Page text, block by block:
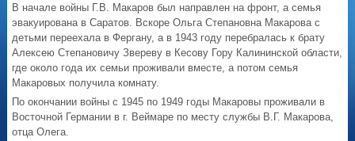
В начале войны Г.В. Макаров был направлен на фронт, а семья
эвакуирована в Саратов. Вскоре Ольга Степановна Макарова с
детьми переехала в Фергану, а в 1943 году перебралась к брату
Алексею Степановичу Звереву в Кесову Гору Калининской области,
где около года их семьи проживали вместе, а потом семья
Макаровых получила комнату.
По окончании войны с 1945 по 1949 годы Макаровы проживали в
Восточной Германии в г. Веймаре по месту службы В.Г. Макарова,
отца Олега.